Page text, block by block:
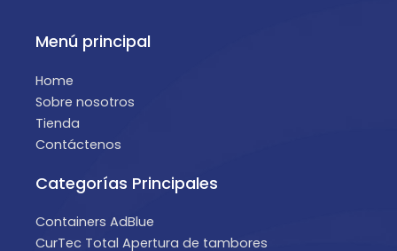
Menú principal
Home
Sobre nosotros
Tienda
Contáctenos
Categorías Principales
Containers AdBlue
CurTec Total Apertura de tambores